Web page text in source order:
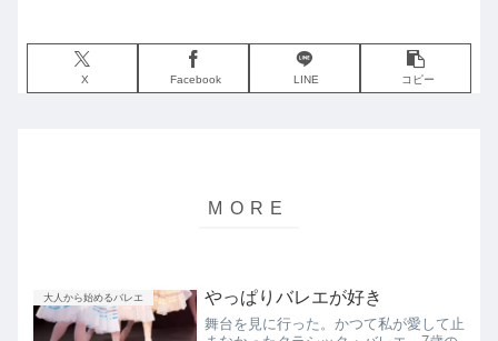
X Facebook LINE コピー
大人から始めるバレエ やっぱりバレエが好き
舞台を見に行った。かつて私が愛して止